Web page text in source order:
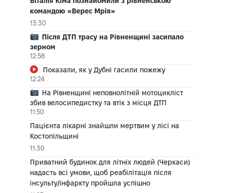
командою «Верес Мрія»
13:30
Після ДТП трасу на Рівненщині засипало
зерном
12:58
Показали, як у Дубні гасили пожежу
12:24
На Рівненщині неповнолітній мотоцикліст
збив велосипедистку та втік з місця ДТП
11:50
Пацієнта лікарні знайшли мертвим у лісі на
Костопільщині
11:30
Приватний будинок для літніх людей (Черкаси)
надасть всі умови, щоб реабілітація після
інсульту/інфаркту пройшла успішно